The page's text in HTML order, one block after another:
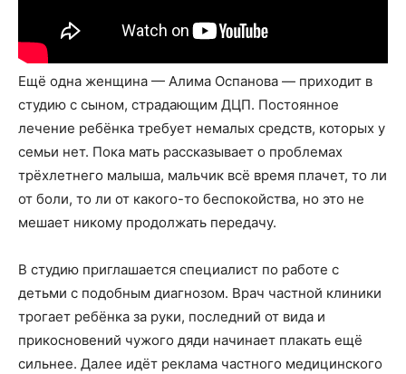
Ещё одна женщина — Алима Оспанова — приходит в
студию с сыном, страдающим ДЦП. Постоянное
лечение ребёнка требует немалых средств, которых у
семьи нет. Пока мать рассказывает о проблемах
трёхлетнего малыша, мальчик всё время плачет, то ли
от боли, то ли от какого-то беспокойства, но это не
мешает никому продолжать передачу.
В студию приглашается специалист по работе с
детьми с подобным диагнозом. Врач частной клиники
трогает ребёнка за руки, последний от вида и
прикосновений чужого дяди начинает плакать ещё
сильнее. Далее идёт реклама частного медицинского